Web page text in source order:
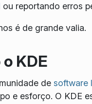
ou reportando erros
é de grande valia.
KDE
de software
e esforço. O KDE